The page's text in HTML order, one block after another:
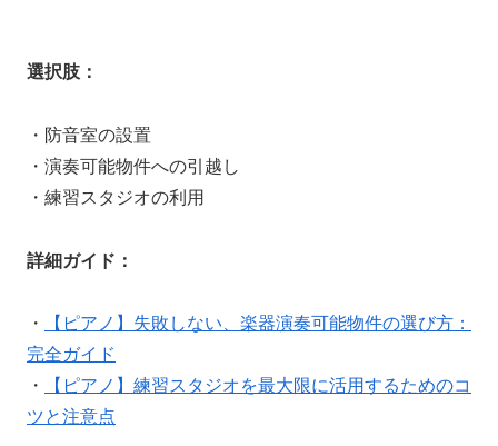
選択肢：
・防音室の設置
・演奏可能物件への引越し
・練習スタジオの利用
詳細ガイド：
・
【ピアノ】失敗しない、楽器演奏可能物件の選び方：
完全ガイド
・
【ピアノ】練習スタジオを最大限に活用するためのコ
ツと注意点